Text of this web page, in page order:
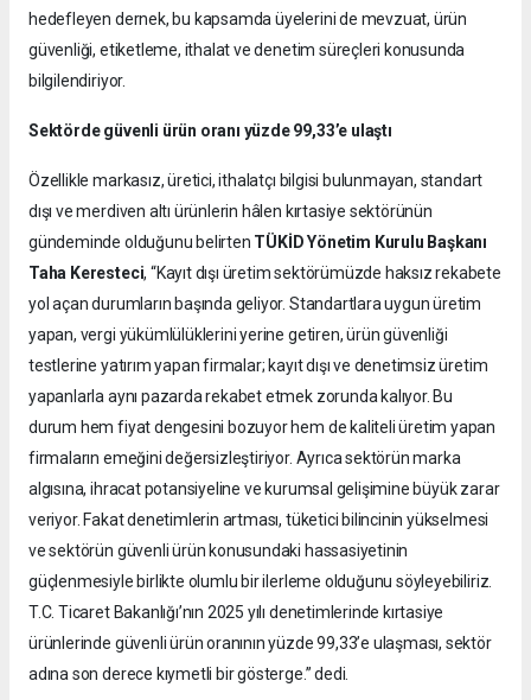
hedefleyen dernek, bu kapsamda üyelerini de mevzuat, ürün
güvenliği, etiketleme, ithalat ve denetim süreçleri konusunda
bilgilendiriyor.
Sektörde güvenli ürün oranı yüzde 99,33’e ulaştı
Özellikle markasız, üretici, ithalatçı bilgisi bulunmayan, standart
dışı ve merdiven altı ürünlerin hâlen kırtasiye sektörünün
gündeminde olduğunu belirten TÜKİD Yönetim Kurulu Başkanı
Taha Keresteci, “Kayıt dışı üretim sektörümüzde haksız rekabete
yol açan durumların başında geliyor. Standartlara uygun üretim
yapan, vergi yükümlülüklerini yerine getiren, ürün güvenliği
testlerine yatırım yapan firmalar; kayıt dışı ve denetimsiz üretim
yapanlarla aynı pazarda rekabet etmek zorunda kalıyor. Bu
durum hem fiyat dengesini bozuyor hem de kaliteli üretim yapan
firmaların emeğini değersizleştiriyor. Ayrıca sektörün marka
algısına, ihracat potansiyeline ve kurumsal gelişimine büyük zarar
veriyor. Fakat denetimlerin artması, tüketici bilincinin yükselmesi
ve sektörün güvenli ürün konusundaki hassasiyetinin
güçlenmesiyle birlikte olumlu bir ilerleme olduğunu söyleyebiliriz.
T.C. Ticaret Bakanlığı’nın 2025 yılı denetimlerinde kırtasiye
ürünlerinde güvenli ürün oranının yüzde 99,33’e ulaşması, sektör
adına son derece kıymetli bir gösterge.” dedi.